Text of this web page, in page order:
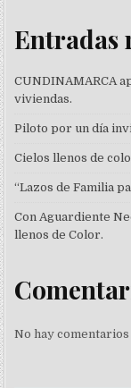
Entradas
CUNDINAMARCA
viviendas.
Piloto por un día
Cielos llenos de
“Lazos de Familia
Con Aguardiente
llenos de Color.
No hay